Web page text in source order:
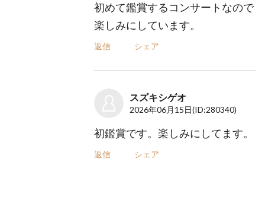
初めて鑑賞するコンサートなので
楽しみにしています。
返信 シェア
スズキシゲオ
2026年06月15日(ID:280340)
初鑑賞です。楽しみにしてます。
返信 シェア